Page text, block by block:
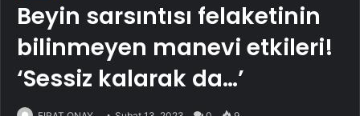
Beyin sarsıntısı felaketinin
bilinmeyen manevi etkileri!
‘Sessiz kalarak da…’